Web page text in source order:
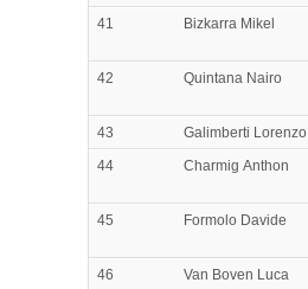
41 Bizkarra Mikel
42 Quintana Nairo
43 Galimberti Lorenzo
44
Charmig Anthon
45 Formolo Davide
46 Van Boven Luca